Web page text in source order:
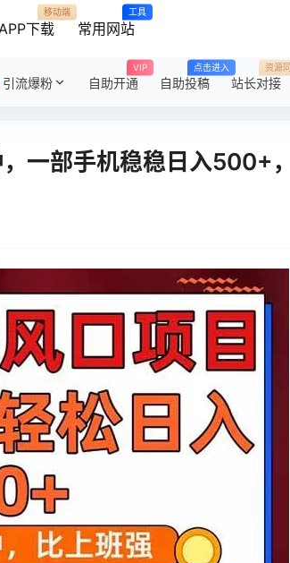
下载
移动端
常用网站
工具
引流爆粉 自助开通
VIP
自助投稿
点击进入
站长对接
资源
一部手机稳稳日入500+